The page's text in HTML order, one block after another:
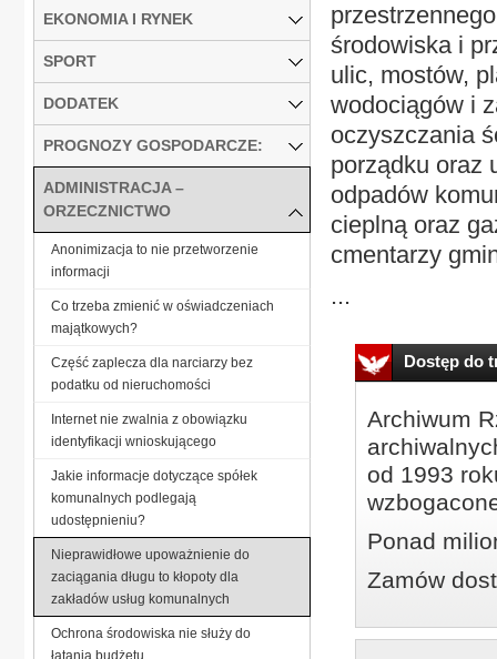
środowiska i
ulic, mostów,
wodociągów i
oczyszczania
porządku oraz
odpadów
cieplną oraz
cmentarzy
...
Dostęp do
Archiwum
od 1993
Ponad
Zamów
EKONOMIA I RYNEK
SPORT
DODATEK
PROGNOZY GOSPODARCZE:
ADMINISTRACJA –
ORZECZNICTWO
Anonimizacja to nie przetworzenie
informacji
Co trzeba zmienić w oświadczeniach
majątkowych?
Część zaplecza dla narciarzy bez
podatku od nieruchomości
Internet nie zwalnia z obowiązku
identyfikacji wnioskującego
Jakie informacje dotyczące spółek
komunalnych podlegają
udostępnieniu?
Nieprawidłowe upoważnienie do
zaciągania długu to kłopoty dla
zakładów usług komunalnych
Ochrona środowiska nie służy do
łatania budżetu